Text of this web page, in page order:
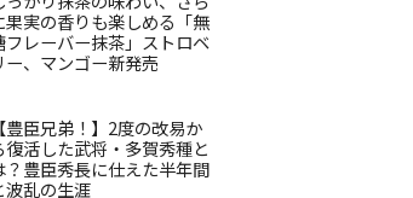
果実の香りも楽しめる「無
フレーバー抹茶」ストロベ
ー、マンゴー新発売
【豊臣兄弟！】2度の改易か
復活した武将・多賀秀種と
？豊臣秀長に仕えた半年間
波乱の生涯